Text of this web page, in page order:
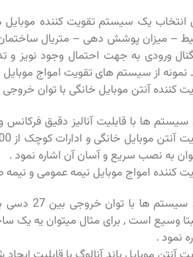
انتخاب یک سیستم تقویت کننده
– میزان پوشش دهی – متریال ساختمان
ورودی به جهت احتمال وجود نویز و
نمونه از سیستم های تقویت امواج موبایل
کننده آنتن موبایل خانگی با توان
سیستم ها با قابلیت آنالیز دقیق
به نصب سریع و آسان آن اشاره نمود .
کننده امواج موبایل نیمه عمومی و
وسیع است , برای مثال میتوان یه یک
نمود .